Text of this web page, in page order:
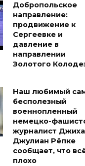
Добропольское
направление:
продвижение к
Сергеевке и
давление в
направлении
Золотого
Наш любимый
бесполезный
военнопленный
немецко-
журналист
Джулиан Рёпке
сообщает, что
плохо